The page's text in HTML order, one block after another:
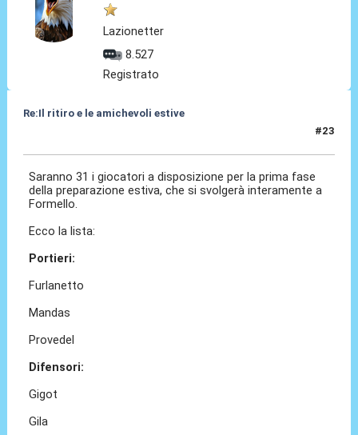
Lazionetter
8.527
Registrato
Re:Il ritiro e le amichevoli estive
#23
Saranno 31 i giocatori a disposizione per la prima fase
della preparazione estiva, che si svolgerà interamente a
Formello.
Ecco la lista:
Portieri:
Furlanetto
Mandas
Provedel
Difensori:
Gigot
Gila